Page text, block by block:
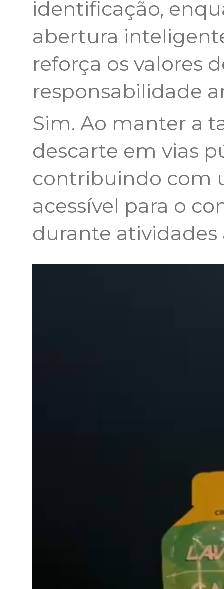
identificação,
abertura
reforça os valores
responsabilidade
Sim. Ao manter a
descarte em vias
contribuindo com
acessível para o
durante atividades